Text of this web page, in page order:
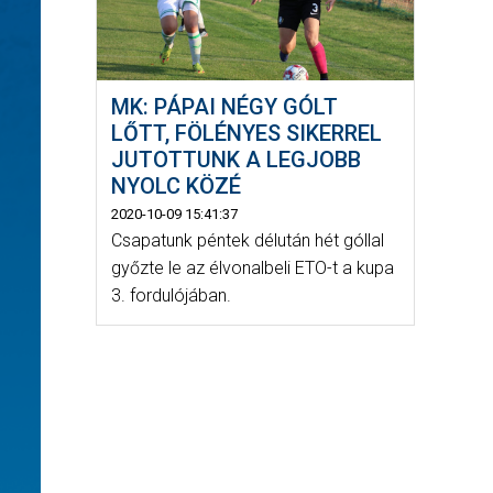
MK: PÁPAI NÉGY GÓLT
LŐTT, FÖLÉNYES SIKERREL
JUTOTTUNK A LEGJOBB
NYOLC KÖZÉ
2020-10-09 15:41:37
Csapatunk péntek délután hét góllal
győzte le az élvonalbeli ETO-t a kupa
3. fordulójában.